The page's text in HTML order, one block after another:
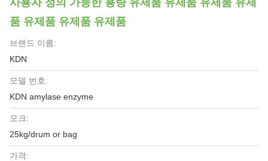
사용자 정의 가능한 용량 유제품 유제품 유제품 유제
품 유제품 유제품 유제품
브랜드 이름:
KDN
모델 번호:
KDN amylase enzyme
모크:
25kg/drum or bag
가격: